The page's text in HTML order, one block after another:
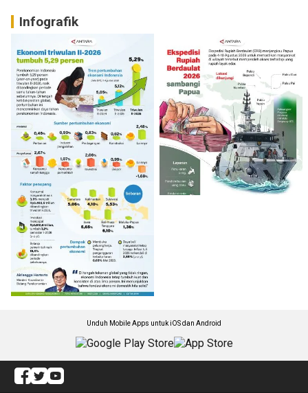
Infografik
Unduh Mobile Apps untuk iOS dan Android